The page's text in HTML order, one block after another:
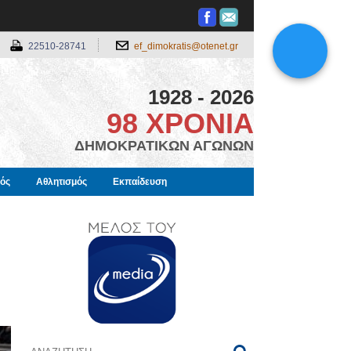
22510-28741 ef_dimokratis@otenet.gr
1928 - 2026
98 ΧΡΟΝΙΑ
ΔΗΜΟΚΡΑΤΙΚΩΝ ΑΓΩΝΩΝ
Αθλητισμός Εκπαίδευση